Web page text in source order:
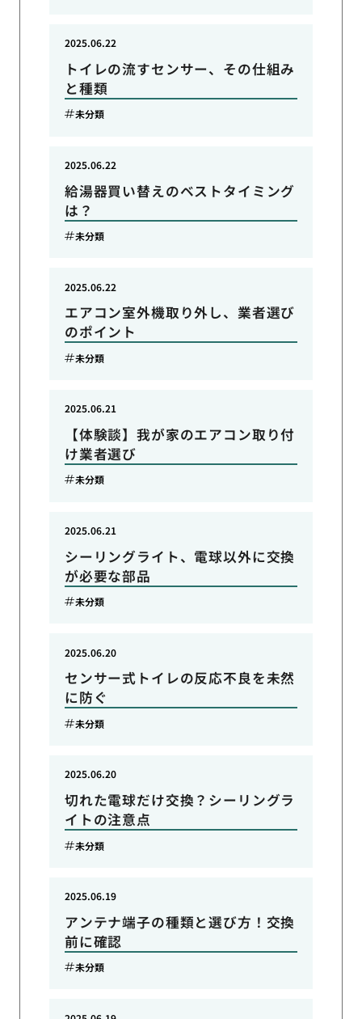
トイレの流すセンサー、その仕組み
と種類
2025.06.22
未分類
給湯器買い替えのベストタイミング
は？
2025.06.22
未分類
エアコン室外機取り外し、業者選び
のポイント
2025.06.22
未分類
【体験談】我が家のエアコン取り付
け業者選び
2025.06.21
未分類
シーリングライト、電球以外に交換
が必要な部品
2025.06.21
未分類
センサー式トイレの反応不良を未然
に防ぐ
2025.06.20
未分類
切れた電球だけ交換？シーリングラ
イトの注意点
2025.06.20
未分類
アンテナ端子の種類と選び方！交換
前に確認
2025.06.19
未分類